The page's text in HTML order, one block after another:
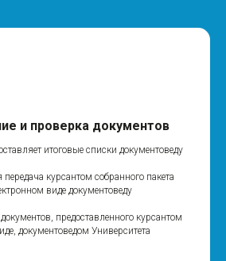
и проверка документов
итоговые списки документоведу
курсантом собранного пакета
виде документоведу
предоставленного курсантом
документоведом Университета